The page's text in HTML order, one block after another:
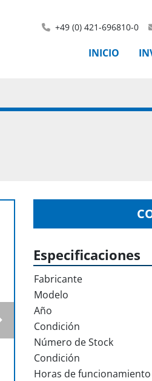
+49 (0) 421-696810-0
INICIO
Especificaciones
Fabricante
Modelo
Año
Condición
Número de Stock
Condición
Horas de funcionamiento